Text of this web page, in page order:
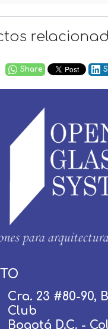
Share
Cra. 23 #80-90,
Club
Bogotá D.C. -